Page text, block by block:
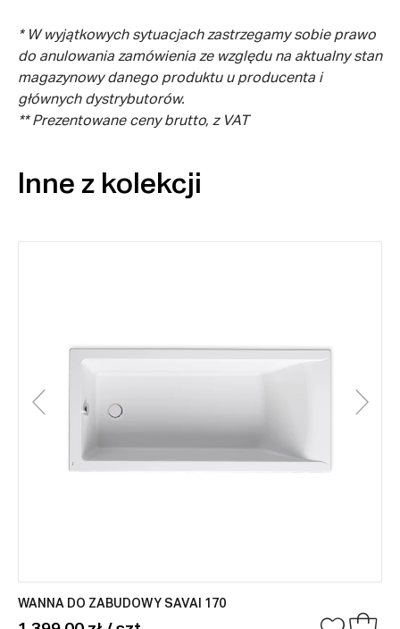
* W wyjątkowych sytuacjach zastrzegamy sobie prawo
do anulowania zamówienia ze względu na aktualny stan
magazynowy danego produktu u producenta i
głównych dystrybutorów.
** Prezentowane ceny brutto, z VAT
Inne z kolekcji
WANNA DO ZABUDOWY SAVAI 170